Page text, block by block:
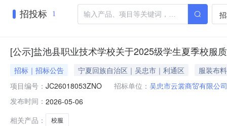
招投标 1
[公示]盐池县职业技术学校关于2025级学生夏季校服
招标｜招标公告 宁夏回族自治区｜吴忠市｜利通区
服装布料
项目编号： JC26018053ZNO 招标单位： 吴忠市云裳商贸有限公司
发布时间： 2026-05-06
相关产品：
校服